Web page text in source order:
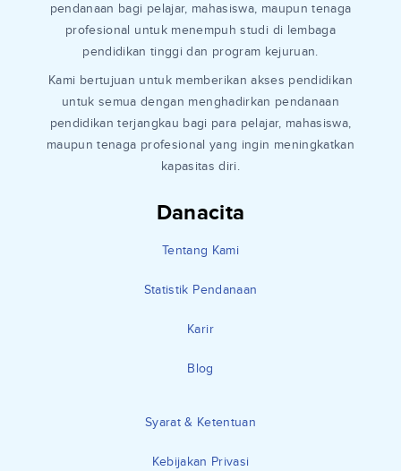
Danacita
Tentang Kami
Statistik Pendanaan
Karir
Blog
Syarat & Ketentuan
Kebijakan Privasi
pendanaan bagi pelajar, mahasiswa, maupun tenaga
profesional untuk menempuh studi di lembaga
pendidikan tinggi dan program kejuruan.
Kami bertujuan untuk memberikan akses pendidikan
untuk semua dengan menghadirkan pendanaan
pendidikan terjangkau bagi para pelajar, mahasiswa,
maupun tenaga profesional yang ingin meningkatkan
kapasitas diri.